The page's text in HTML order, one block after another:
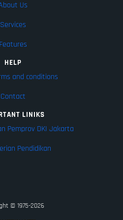
Us
Services
Features
HELP
and conditions
Contact
LINIKS
Pemprov DKI Jakarta
Pendidikan
© 1975-2026